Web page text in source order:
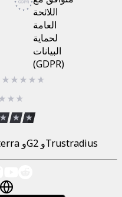
اللائحة
العامة
لحماية
البيانات
(GDPR)
أكثر من 20000 تقييم من Capterra وG2 وTrustradius